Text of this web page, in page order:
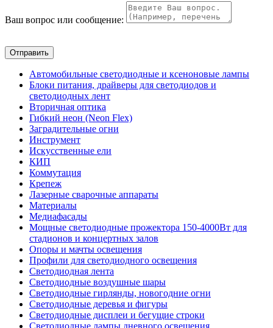
Ваш вопрос или сообщение:
Отправить
Автомобильные светодиодные и ксеноновые лампы
Блоки питания, драйверы для светодиодов и
светодиодных лент
Вторичная оптика
Гибкий неон (Neon Flex)
Заградительные огни
Инструмент
Искусственные ели
КИП
Коммутация
Крепеж
Лазерные сварочные аппараты
Материалы
Медиафасады
Мощные светодиодные прожектора 150-4000Вт для
стадионов и концертных залов
Опоры и мачты освещения
Профили для светодиодного освещения
Светодиодная лента
Светодиодные воздушные шары
Светодиодные гирлянды, новогодние огни
Светодиодные деревья и фигуры
Светодиодные дисплеи и бегущие строки
Светодиодные лампы дневного освещения